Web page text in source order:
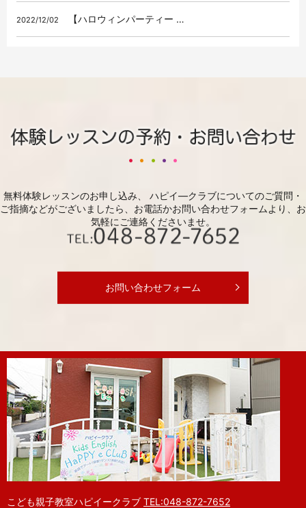
2022/12/02 【ハロウィンパーティー …
無料体験レッスンのお申し込み、 ハピイ―クラブについてのご質問・
ご指摘などがございましたら、 お電話かお問い合わせフォームより、お
気軽にご連絡くださいませ。
お問い合わせフォーム
こども親子教室ハピイークラブ TEL:048-872-7652